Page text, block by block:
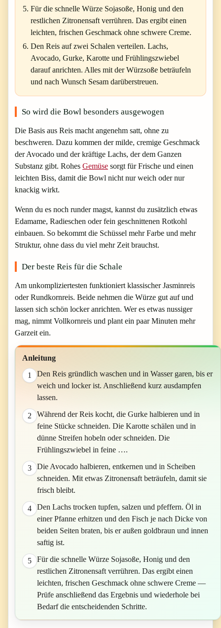
Für die schnelle Würze Sojasoße, Honig und den
restlichen Zitronensaft verrühren. Das ergibt einen
leichten, frischen Geschmack ohne schwere Creme.
Den Reis auf zwei Schalen verteilen. Lachs,
Avocado, Gurke, Karotte und Frühlingszwiebel
darauf anrichten. Alles mit der Würzsoße beträufeln
und nach Wunsch Sesam darüberstreuen.
So wird die Bowl besonders ausgewogen
Die Basis aus Reis macht angenehm satt, ohne zu
beschweren. Dazu kommen der milde, cremige Geschmack
der Avocado und der kräftige Lachs, der dem Ganzen
Substanz gibt. Rohes Gemüse sorgt für Frische und einen
leichten Biss, damit die Bowl nicht nur weich oder nur
knackig wirkt.
Wenn du es noch runder magst, kannst du zusätzlich etwas
Edamame, Radieschen oder fein geschnittenen Rotkohl
einbauen. So bekommt die Schüssel mehr Farbe und mehr
Struktur, ohne dass du viel mehr Zeit brauchst.
Der beste Reis für die Schale
Am unkompliziertesten funktioniert klassischer Jasminreis
oder Rundkornreis. Beide nehmen die Würze gut auf und
lassen sich schön locker anrichten. Wer es etwas nussiger
mag, nimmt Vollkornreis und plant ein paar Minuten mehr
Garzeit ein.
Anleitung
1
Den Reis gründlich waschen und in Wasser garen, bis er
weich und locker ist. Anschließend kurz ausdampfen
lassen.
2
Während der Reis kocht, die Gurke halbieren und in
feine Stücke schneiden. Die Karotte schälen und in
dünne Streifen hobeln oder schneiden. Die
Frühlingszwiebel in feine ….
3
Die Avocado halbieren, entkernen und in Scheiben
schneiden. Mit etwas Zitronensaft beträufeln, damit sie
frisch bleibt.
4
Den Lachs trocken tupfen, salzen und pfeffern. Öl in
einer Pfanne erhitzen und den Fisch je nach Dicke von
beiden Seiten braten, bis er außen goldbraun und innen
saftig ist.
5
Für die schnelle Würze Sojasoße, Honig und den
restlichen Zitronensaft verrühren. Das ergibt einen
leichten, frischen Geschmack ohne schwere Creme —
Prüfe anschließend das Ergebnis und wiederhole bei
Bedarf die entscheidenden Schritte.